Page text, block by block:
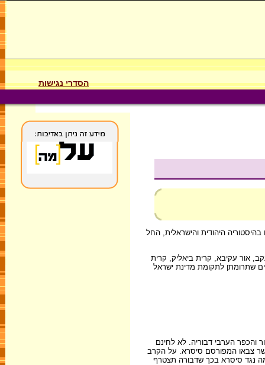
הסדרי נגישות
היהודית והישראלית, החל
אור עקיבא, קרית ביאליק, קרית
שתרומתן לתקומת מדינת ישראל
והכפר הערבי דבוריה. לא לחינם
צבאו המפורסם סיסרא. על הקרב
נגד סיסרא בכך שדבורה תצטרף